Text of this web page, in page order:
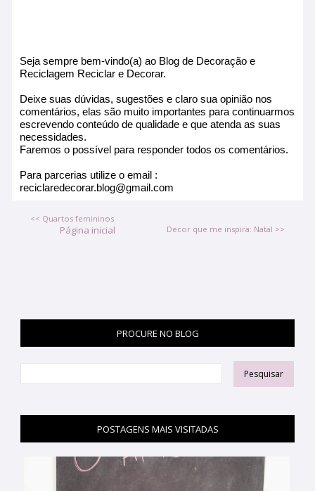
Seja sempre bem-vindo(a) ao Blog de Decoração e
Reciclagem Reciclar e Decorar.
Deixe suas dúvidas, sugestões e claro sua opinião nos
comentários, elas são muito importantes para continuarmos
escrevendo conteúdo de qualidade e que atenda as suas
necessidades.
Faremos o possível para responder todos os comentários.
Para parcerias utilize o email :
reciclaredecorar.blog@gmail.com
<< Quartos femininos
Decor que me inspira: Natal >>
Página inicial
PROCURE NO BLOG
POSTAGENS MAIS VISITADAS